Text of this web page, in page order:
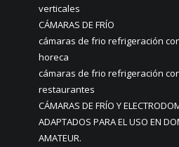
verticales
CÁMARAS DE FRÍO
cámaras de frio refrigeración
horeca
cámaras de frio refrigeración
restaurantes
CÁMARAS DE FRÍO Y
ADAPTADOS PARA EL USO EN
AMATEUR.